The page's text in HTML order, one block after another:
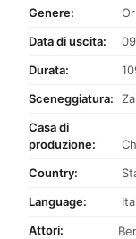
Genere:
Data di uscita:
Durata:
Sceneggiatura:
Casa di
produzione:
Country:
Language:
Attori: